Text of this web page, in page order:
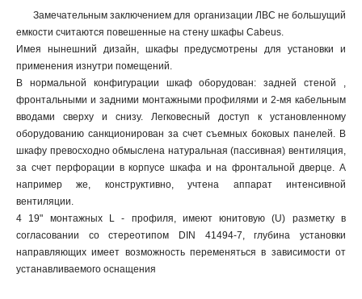
Замечательным заключением для организации ЛВС не большущий
емкости считаются повешенные на стену шкафы Cabeus.
Имея нынешний дизайн, шкафы предусмотрены для установки и
применения изнутри помещений.
В нормальной конфигурации шкаф оборудован: задней стеной ,
фронтальными и задними монтажными профилями и 2-мя кабельным
вводами сверху и снизу. Легковесный доступ к установленному
оборудованию санкционирован за счет съемных боковых панелей. В
шкафу превосходно обмыслена натуральная (пассивная) вентиляция,
за счет перфорации в корпусе шкафа и на фронтальной дверце. А
например же, конструктивно, учтена аппарат интенсивной
вентиляции.
4 19" монтажных L - профиля, имеют юнитовую (U) разметку в
согласовании со стереотипом DIN 41494-7, глубина установки
направляющих имеет возможность переменяться в зависимости от
устанавливаемого оснащения